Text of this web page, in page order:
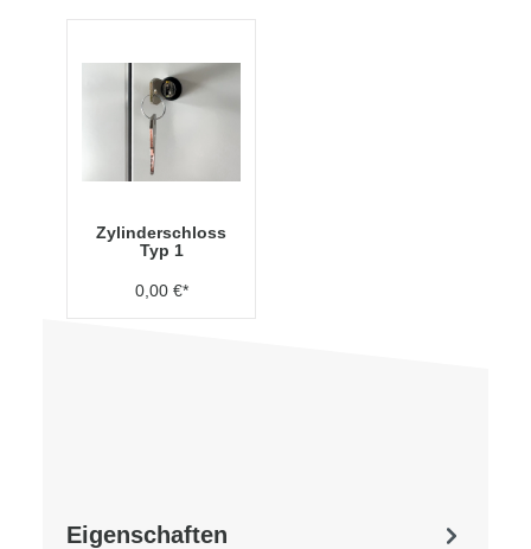
Zylinderschloss
Typ 1
0,00 €*
Eigenschaften